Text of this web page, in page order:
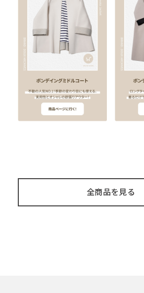
全商品を見る